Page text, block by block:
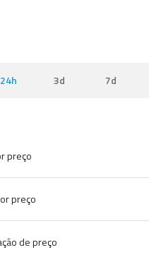
24h 3d 7d
preço
preço
de preço